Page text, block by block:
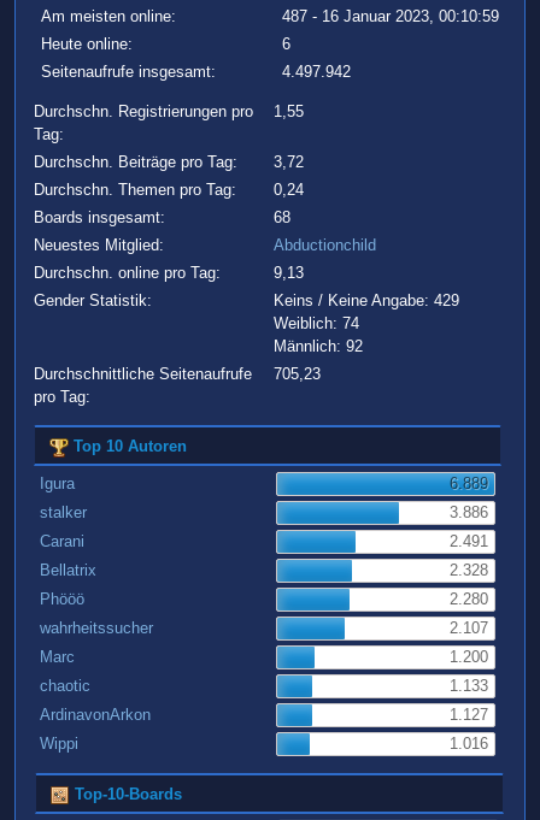
Am meisten online:
487 - 16 Januar 2023, 00:10:59
Heute online:
6
Seitenaufrufe insgesamt:
4.497.942
Durchschn. Registrierungen pro
Tag:
1,55
Durchschn. Beiträge pro Tag:
3,72
Durchschn. Themen pro Tag:
0,24
Boards insgesamt:
68
Neuestes Mitglied:
Abductionchild
Durchschn. online pro Tag:
9,13
Gender Statistik:
Keins / Keine Angabe: 429
Weiblich: 74
Männlich: 92
Durchschnittliche Seitenaufrufe
pro Tag:
705,23
Top 10 Autoren
Igura
6.889
stalker
3.886
Carani
2.491
Bellatrix
2.328
Phööö
2.280
wahrheitssucher
2.107
Marc
1.200
chaotic
1.133
ArdinavonArkon
1.127
Wippi
1.016
Top-10-Boards